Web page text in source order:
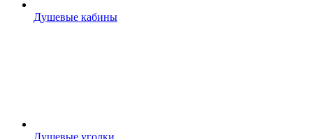
Душевые кабины
Душевые уголки